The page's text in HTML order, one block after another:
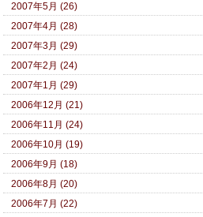
2007年5月 (26)
2007年4月 (28)
2007年3月 (29)
2007年2月 (24)
2007年1月 (29)
2006年12月 (21)
2006年11月 (24)
2006年10月 (19)
2006年9月 (18)
2006年8月 (20)
2006年7月 (22)